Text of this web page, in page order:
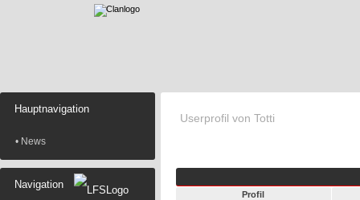
Hauptnavigation
• News
Navigation
Userprofil von Totti
Profil